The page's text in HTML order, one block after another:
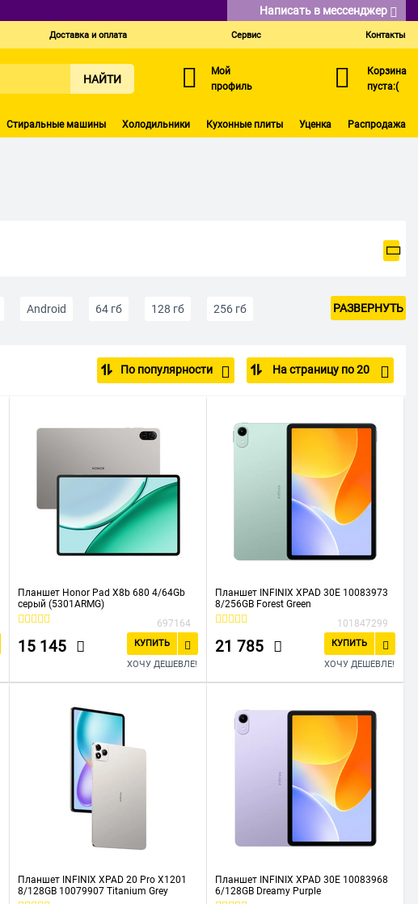
Написать в мессенджер
Доставка и оплата Сервис Контакты
НАЙТИ
Мой
профиль
Корзина
пуста:(
Стиральные машины Холодильники Кухонные плиты Уценка Распродажа
Android 64 гб 128 гб 256 гб РАЗВЕРНУТЬ
По популярности На страницу по 20
Планшет Honor Pad X8b 680 4/64Gb
серый (5301ARMG)
697164
15 145
КУПИТЬ
ХОЧУ ДЕШЕВЛЕ!
Планшет INFINIX XPAD 30E 10083973
8/256GB Forest Green
101847299
21 785
КУПИТЬ
ХОЧУ ДЕШЕВЛЕ!
Планшет INFINIX XPAD 20 Pro X1201
8/128GB 10079907 Titanium Grey
Планшет INFINIX XPAD 30E 10083968
6/128GB Dreamy Purple